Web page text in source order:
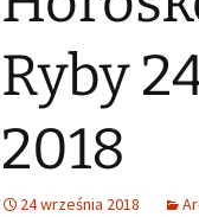
Ryby
2018
24 września 2018